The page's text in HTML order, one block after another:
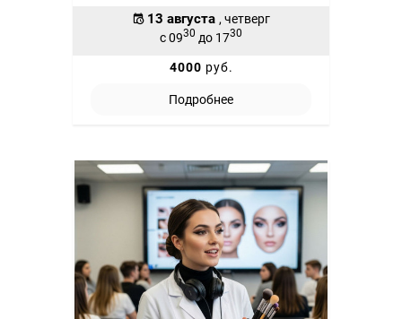
13 августа , четверг
с 0930 до 1730
4000 руб.
Подробнее